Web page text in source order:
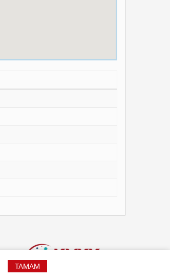
TAMAM